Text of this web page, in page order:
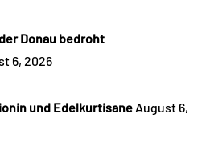
Donau bedroht
6, 2026
und Edelkurtisane August 6,